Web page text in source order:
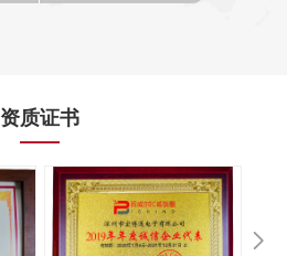
资质证书